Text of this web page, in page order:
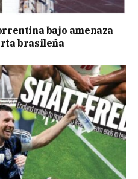
bajo amenaza
brasileña